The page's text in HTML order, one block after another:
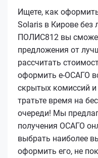
Ищете, как
Solaris в Кирове
ПОЛИС812 вы
предложения от
рассчитать
оформить е-ОСАГО
скрытых комиссий
тратьте время на
очереди! Мы
получения ОСАГО
выбрать наиболее
оформить его, не